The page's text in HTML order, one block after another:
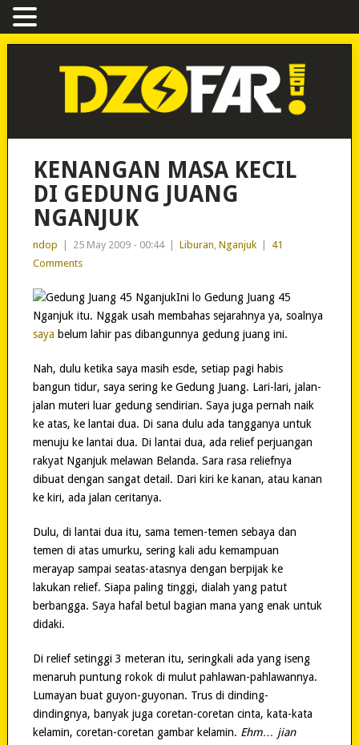
KENANGAN MASA KECIL
DI GEDUNG JUANG
NGANJUK
ndop 25 May 2009 - 00:44 Liburan Nganjuk
41
Comments
Ini lo Gedung Juang 45
Nganjuk itu. Nggak usah membahas sejarahnya ya, soalnya
saya belum lahir pas dibangunnya gedung juang ini.
Nah, dulu ketika saya masih esde, setiap pagi habis
bangun tidur, saya sering ke Gedung Juang. Lari-lari, jalan-
jalan muteri luar gedung sendirian. Saya juga pernah naik
ke atas, ke lantai dua. Di sana dulu ada tangganya untuk
menuju ke lantai dua. Di lantai dua, ada relief perjuangan
rakyat Nganjuk melawan Belanda. Sara rasa reliefnya
dibuat dengan sangat detail. Dari kiri ke kanan, atau kanan
ke kiri, ada jalan ceritanya.
Dulu, di lantai dua itu, sama temen-temen sebaya dan
temen di atas umurku, sering kali adu kemampuan
merayap sampai seatas-atasnya dengan berpijak ke
lakukan relief. Siapa paling tinggi, dialah yang patut
berbangga. Saya hafal betul bagian mana yang enak untuk
didaki.
Di relief setinggi 3 meteran itu, seringkali ada yang iseng
menaruh puntung rokok di mulut pahlawan-pahlawannya.
Lumayan buat guyon-guyonan. Trus di dinding-
dindingnya, banyak juga coretan-coretan cinta, kata-kata
kelamin, coretan-coretan gambar kelamin. Ehm… jian